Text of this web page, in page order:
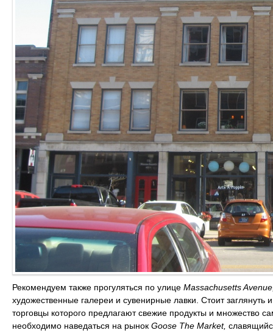
Рекомендуем также прогуляться по улице Massachusetts
художественные галереи и сувенирные лавки. Стоит
торговцы которого предлагают свежие продукты и множество
необходимо наведаться на рынок Goose The Market,